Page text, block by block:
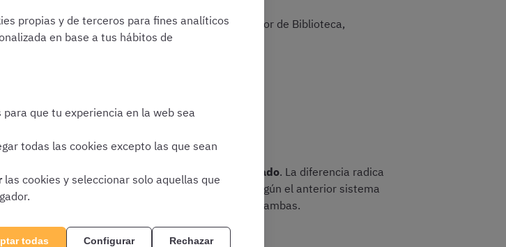
más específicas, como pueden ser las de Director de Biblioteca,
de la entidad que convoque las plazas.
que se encuadran en el subgrupo A2.
de ver, la titulación requerida es también la de grado. La diferencia radica
suficiente un título de
diplomado universitario
, según el anterior sistema
licenciatura. Hoy en día, el grado es equivalente a ambas.
la de Técnico Medio de Biblioteca.
propias y de terceros para fines analíticos
en base a tus hábitos de
para que tu experiencia en la web sea
todas las cookies excepto las que sean
las cookies y seleccionar solo aquellas que
todas Configurar Rechazar